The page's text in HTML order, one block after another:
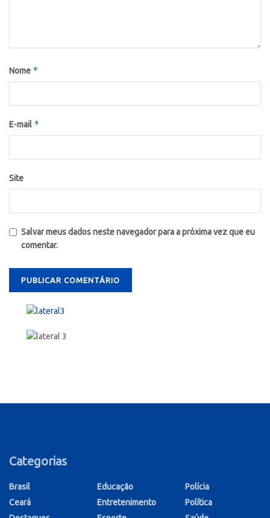
Nome *
E-mail *
Site
Salvar meus dados neste navegador para a próxima vez que eu
comentar.
Categorias
Brasil
Ceará
Educação
Entretenimento
Polícia
Política